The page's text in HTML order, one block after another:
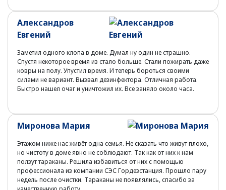
Александров
Евгений
Заметил одного клопа в доме. Думал ну один не страшно.
Спустя некоторое время из стало больше. Стали пожирать даже
ковры на полу. Упустил время. И теперь бороться своими
силами не вариант. Вызвал дезинфектора. Отличная работа.
Быстро нашел очаг и уничтожил их. Все заняло около часа.
Миронова Мария
Этажом ниже нас живёт одна семья. Не сказать что живут плохо,
но чистоту в доме явно не соблюдают. Так как от них к нам
ползут тараканы. Решила избавиться от них с помощью
профессионала из компании СЭС Гордезстанция. Прошло пару
недель после очистки. Тараканы не появлялись, спасибо за